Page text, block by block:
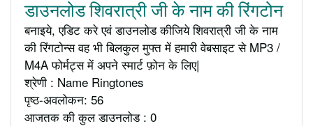
डाउनलोड शिवरात्री जी के नाम की रिंगटोन
बनाइये, एडिट करे एवं डाउनलोड कीजिये शिवरात्री जी के नाम
की रिंगटोन्स वह भी बिलकुल मुफ्त में हमारी वेबसाइट से MP3 /
M4A फोर्मट्स में अपने स्मार्ट फ़ोन के लिए|
श्रेणी : Name Ringtones
पृष्ठ-अवलोकन: 56
आजतक की कुल डाउनलोड : 0